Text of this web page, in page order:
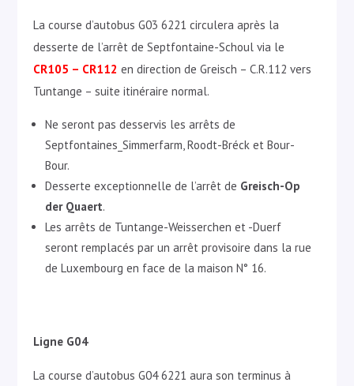
La course d’autobus G03 6221 circulera après la
desserte de l’arrêt de Septfontaine-Schoul via le
CR105 – CR112 en direction de Greisch – C.R.112 vers
Tuntange – suite itinéraire normal.
Ne seront pas desservis les arrêts de
Septfontaines_Simmerfarm, Roodt-Bréck et Bour-
Bour.
Desserte exceptionnelle de l’arrêt de Greisch-Op
der Quaert.
Les arrêts de Tuntange-Weisserchen et -Duerf
seront remplacés par un arrêt provisoire dans la rue
de Luxembourg en face de la maison N° 16.
Ligne G04
La course d’autobus G04 6221 aura son terminus à